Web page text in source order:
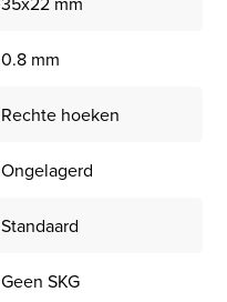
0.8 mm
Rechte hoeken
Ongelagerd
Standaard
Geen SKG